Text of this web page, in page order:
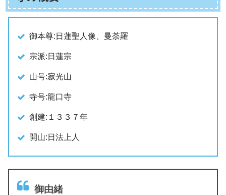
御本尊:日蓮聖人像、曼荼羅
宗派:日蓮宗
山号:寂光山
寺号:龍口寺
創建:１３３７年
開山:日法上人
御由緒